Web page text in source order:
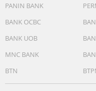
PANIN BANK
BANK OCBC
BANK UOB
MNC BANK
BTN